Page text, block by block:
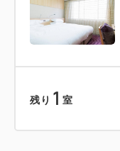
残り 1 室